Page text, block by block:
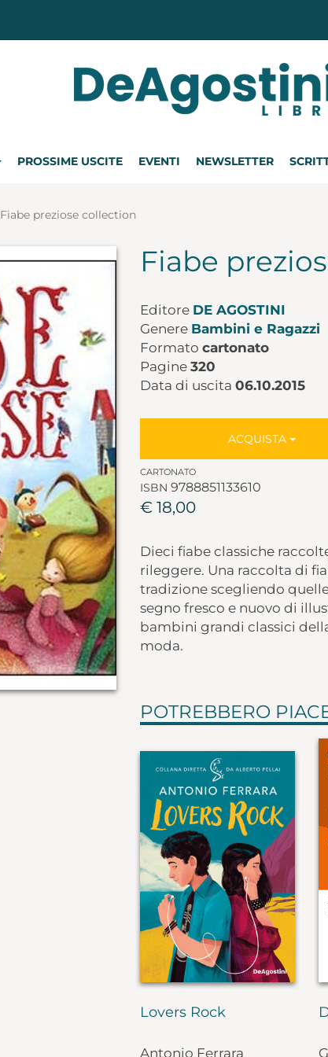
PROSSIME USCITE EVENTI NEWSLETTER
Fiabe preziose collection
Fiabe
Editore DE AGOSTINI
Genere Bambini e Ragazzi
Formato cartonato
Pagine 320
Data di uscita 06.10.2015
ACQUISTA
CARTONATO
ISBN 9788851133610
€ 18,00
Dieci fiabe classiche
rileggere. Una raccolta di
tradizione scegliendo
segno fresco e nuovo di
bambini grandi classici
moda.
POTREBBERO
Lovers Rock
Antonio Ferrara